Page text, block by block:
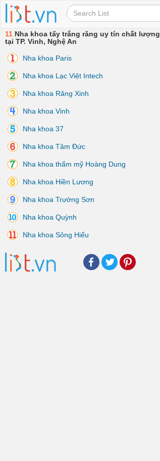
11 Nha khoa tẩy trắng răng uy tín chất lượng
tại TP. Vinh, Nghệ An
Nha khoa Paris
Nha khoa Lạc Việt Intech
Nha khoa Răng Xinh
Nha khoa Vinh
Nha khoa 37
Nha khoa Tâm Đức
Nha khoa thẩm mỹ Hoàng Dung
Nha khoa Hiền Lương
Nha khoa Trường Sơn
Nha khoa Quỳnh
Nha khoa Sông Hiếu
Facebook
TwitterPinterest